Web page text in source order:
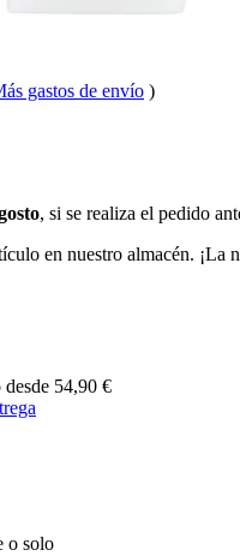
gastos de envío )
, si se realiza el pedido
en nuestro almacén.
desde 54,90 €
o solo